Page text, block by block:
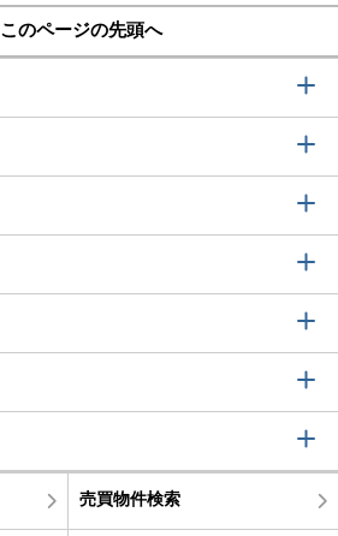
このページの先頭へ
売買物件検索